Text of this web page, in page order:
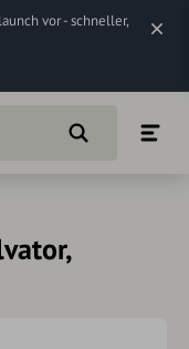
vor - schneller,